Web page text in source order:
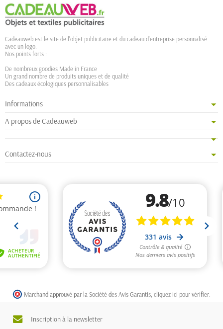
Cadeauweb est le site de l'objet publicitaire et du cadeau d'entreprise personnalisé
avec un logo.
Nos points forts :
De nombreux goodies Made in France
Un grand nombre de produits uniques et de qualité
Des cadeaux écologiques personnalisables
Informations
A propos de Cadeauweb
Contactez-nous
Marchand approuvé par la Société des Avis Garantis, cliquez ici pour vérifier
Inscription à la newsletter